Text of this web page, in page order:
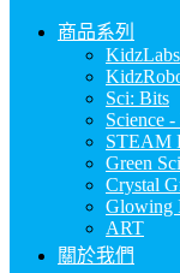
商品系列
KidzLabs
Sci: Bits
Science
STEAM
Green
Crystal
Glowing
ART
關於我們